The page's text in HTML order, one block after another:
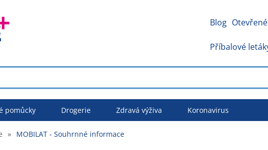
Blog
Příbalové
pomůcky Drogerie Zdravá výživa Koronavirus
» MOBILAT - Souhrnné informace